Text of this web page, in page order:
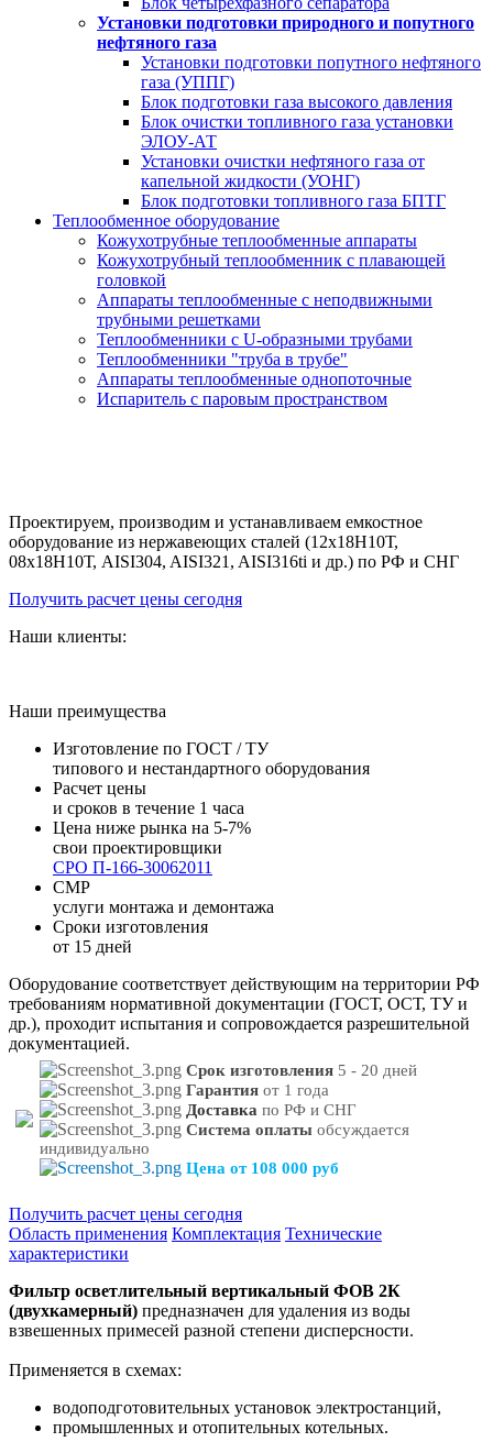
Установки подготовки природного и попутного
нефтяного газа
Установки подготовки попутного нефтяного
газа (УППГ)
Блок подготовки газа высокого давления
Блок очистки топливного газа установки
ЭЛОУ-АТ
Установки очистки нефтяного газа от
капельной жидкости (УОНГ)
Блок подготовки топливного газа БПТГ
Теплообменное оборудование
Кожухотрубные теплообменные аппараты
Кожухотрубный теплообменник с плавающей
головкой
Аппараты теплообменные с неподвижными
трубными решетками
Теплообменники с U-образными трубами
Теплообменники "труба в трубе"
Аппараты теплообменные однопоточные
Испаритель с паровым пространством
Проектируем, производим и устанавливаем емкостное
оборудование из нержавеющих сталей (12х18Н10Т,
08х18Н10Т, AISI304, AISI321, AISI316ti и др.) по РФ и СНГ
Получить расчет цены сегодня
Наши клиенты:
Наши преимущества
Изготовление по ГОСТ / ТУ
типового и нестандартного оборудования
Расчет цены
и сроков в течение 1 часа
Цена ниже рынка на 5-7%
свои проектировщики
СРО П-166-30062011
СМР
услуги монтажа и демонтажа
Сроки изготовления
от 15 дней
Оборудование соответствует действующим на территории РФ
требованиям нормативной документации (ГОСТ, ОСТ, ТУ и
др.), проходит испытания и сопровождается разрешительной
документацией.
Срок изготовления 5 - 20 дней
Гарантия от 1 года
Доставка по РФ и СНГ
Система оплаты обсуждается
индивидуально
Цена от 108 000 руб
Получить расчет цены сегодня
Область применения Комплектация Технические
характеристики
Фильтр осветлительный вертикальный ФОВ 2К
(двухкамерный) предназначен для удаления из воды
взвешенных примесей разной степени дисперсности.
Применяется в схемах:
водоподготовительных установок электростанций,
промышленных и отопительных котельных.